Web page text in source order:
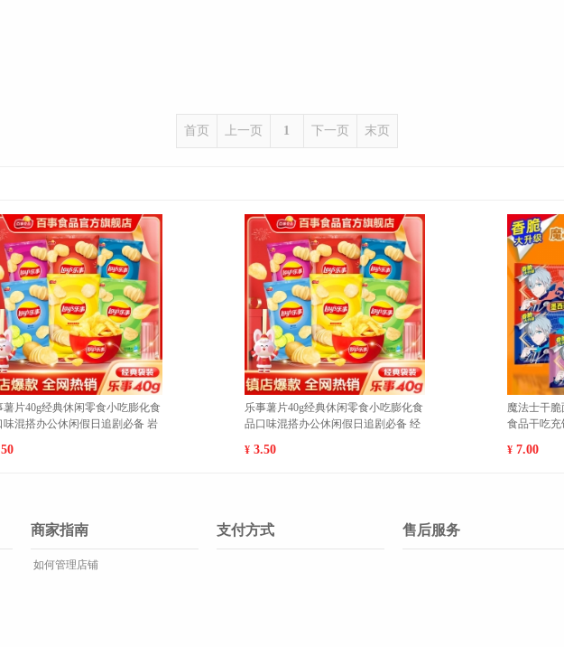
首页 上一页 1 下一页 末页
膨化零
嫩牛排
魔法士干脆面袋装20g/袋休闲膨化零
食品干吃充饥即食方便面 巴西烤肉10
科颜氏金盏花爽肤水精华水官方授权
收毛孔湿敷水补水祛痘舒缓净澈油痘
商家指南
如何管理店铺
支付方式 售后服务